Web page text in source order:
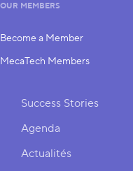
OUR MEMBERS
Become a Member
MecaTech Members
Shortcuts
Success Stories
Agenda
Actualités